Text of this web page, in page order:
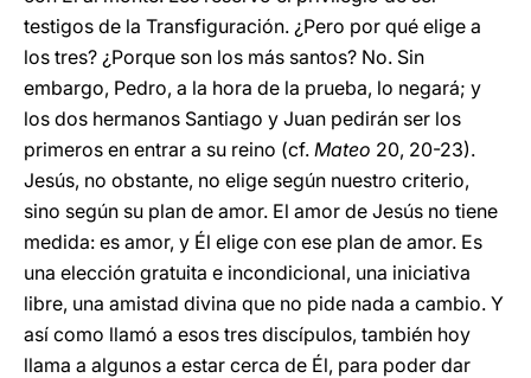
testigos de la Transfiguración. ¿Pero por qué elige a
los tres? ¿Porque son los más santos? No. Sin
embargo, Pedro, a la hora de la prueba, lo negará; y
los dos hermanos Santiago y Juan pedirán ser los
primeros en entrar a su reino (cf. Mateo 20, 20-23).
Jesús, no obstante, no elige según nuestro criterio,
sino según su plan de amor. El amor de Jesús no tiene
medida: es amor, y Él elige con ese plan de amor. Es
una elección gratuita e incondicional, una iniciativa
libre, una amistad divina que no pide nada a cambio. Y
así como llamó a esos tres discípulos, también hoy
llama a algunos a estar cerca de Él, para poder dar